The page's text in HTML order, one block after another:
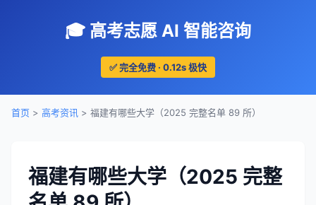
🎓 高考志愿 AI 智能咨询
✅ 完全免费 · 0.12s 极快
首页 > 高考资讯 > 福建有哪些大学（2025 完整名单 89 所）
福建有哪些大学（2025 完整